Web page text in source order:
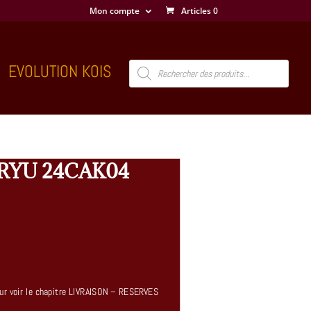
Mon compte Articles 0
EVOLUTION KOIS Recherche
produits
24CAK04
voir le chapitre LIVRAISON – RESERVES